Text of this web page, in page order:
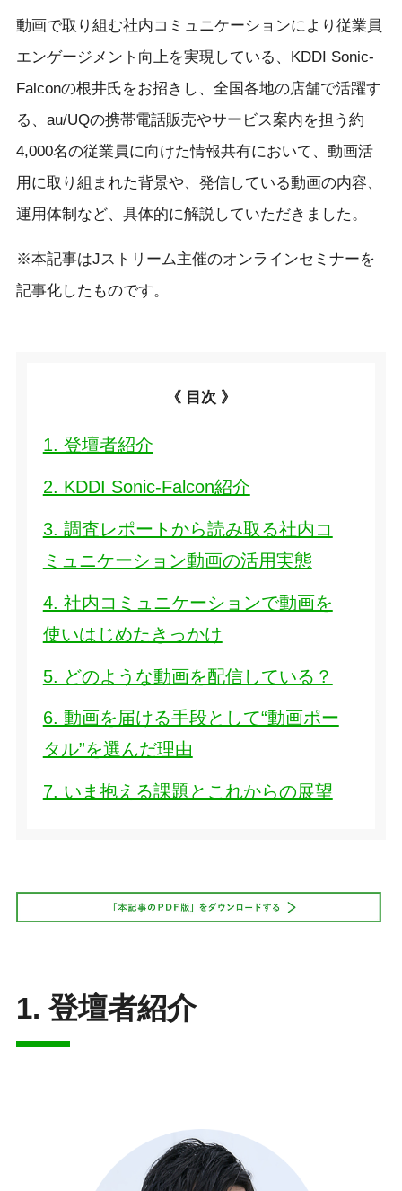
動画で取り組む社内コミュニケーションにより従業員
エンゲージメント向上を実現している、KDDI Sonic-
Falconの根井氏をお招きし、全国各地の店舗で活躍す
る、au/UQの携帯電話販売やサービス案内を担う約
4,000名の従業員に向けた情報共有において、動画活
用に取り組まれた背景や、発信している動画の内容、
運用体制など、具体的に解説していただきました。
※本記事はJストリーム主催のオンラインセミナーを
記事化したものです。
《 目次 》
1. 登壇者紹介
2. KDDI Sonic-Falcon紹介
3. 調査レポートから読み取る社内コ
ミュニケーション動画の活用実態
4. 社内コミュニケーションで動画を
使いはじめたきっかけ
5. どのような動画を配信している？
6. 動画を届ける手段として“動画ポー
タル”を選んだ理由
7. いま抱える課題とこれからの展望
1. 登壇者紹介